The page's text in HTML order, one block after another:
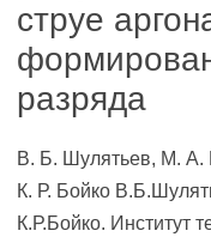
струе
разряда
В. Б. Шулятьев, М. А.
К. Р. Бойко
К.Р.Бойко. Институт